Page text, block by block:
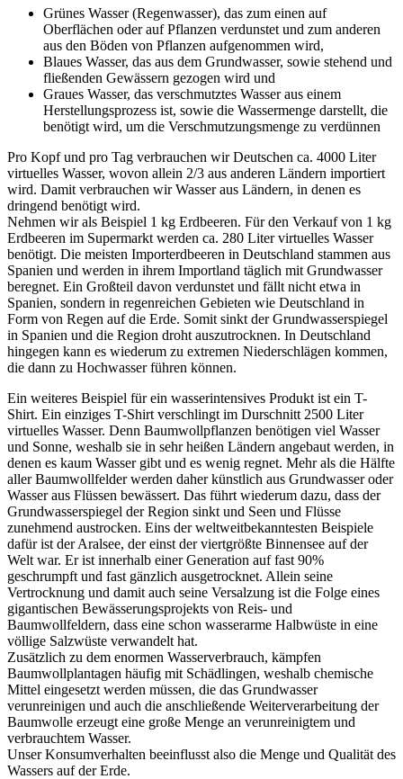
Grünes Wasser (Regenwasser), das zum einen auf
Oberflächen oder auf Pflanzen verdunstet und zum anderen
aus den Böden von Pflanzen aufgenommen wird,
Blaues Wasser, das aus dem Grundwasser, sowie stehend und
fließenden Gewässern gezogen wird und
Graues Wasser, das verschmutztes Wasser aus einem
Herstellungsprozess ist, sowie die Wassermenge darstellt, die
benötigt wird, um die Verschmutzungsmenge zu verdünnen
Pro Kopf und pro Tag verbrauchen wir Deutschen ca. 4000 Liter
virtuelles Wasser, wovon allein 2/3 aus anderen Ländern importiert
wird. Damit verbrauchen wir Wasser aus Ländern, in denen es
dringend benötigt wird.
Nehmen wir als Beispiel 1 kg Erdbeeren. Für den Verkauf von 1 kg
Erdbeeren im Supermarkt werden ca. 280 Liter virtuelles Wasser
benötigt. Die meisten Importerdbeeren in Deutschland stammen aus
Spanien und werden in ihrem Importland täglich mit Grundwasser
beregnet. Ein Großteil davon verdunstet und fällt nicht etwa in
Spanien, sondern in regenreichen Gebieten wie Deutschland in
Form von Regen auf die Erde. Somit sinkt der Grundwasserspiegel
in Spanien und die Region droht auszutrocknen. In Deutschland
hingegen kann es wiederum zu extremen Niederschlägen kommen,
die dann zu Hochwasser führen können.
Ein weiteres Beispiel für ein wasserintensives Produkt ist ein T-
Shirt. Ein einziges T-Shirt verschlingt im Durschnitt 2500 Liter
virtuelles Wasser. Denn Baumwollpflanzen benötigen viel Wasser
und Sonne, weshalb sie in sehr heißen Ländern angebaut werden, in
denen es kaum Wasser gibt und es wenig regnet. Mehr als die Hälfte
aller Baumwollfelder werden daher künstlich aus Grundwasser oder
Wasser aus Flüssen bewässert. Das führt wiederum dazu, dass der
Grundwasserspiegel der Region sinkt und Seen und Flüsse
zunehmend austrocken. Eins der weltweitbekanntesten Beispiele
dafür ist der Aralsee, der einst der viertgrößte Binnensee auf der
Welt war. Er ist innerhalb einer Generation auf fast 90%
geschrumpft und fast gänzlich ausgetrocknet. Allein seine
Vertrocknung und damit auch seine Versalzung ist die Folge eines
gigantischen Bewässerungsprojekts von Reis- und
Baumwollfeldern, dass eine schon wasserarme Halbwüste in eine
völlige Salzwüste verwandelt hat.
Zusätzlich zu dem enormen Wasserverbrauch, kämpfen
Baumwollplantagen häufig mit Schädlingen, weshalb chemische
Mittel eingesetzt werden müssen, die das Grundwasser
verunreinigen und auch die anschließende Weiterverarbeitung der
Baumwolle erzeugt eine große Menge an verunreinigtem und
verbrauchtem Wasser.
Unser Konsumverhalten beeinflusst also die Menge und Qualität des
Wassers auf der Erde.